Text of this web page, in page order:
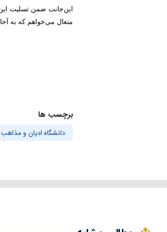
این‌جانب ضمن تسلیت
متعال می‌خواهم که به
برچسب ها
دانشگاه ادیان و مذاهب